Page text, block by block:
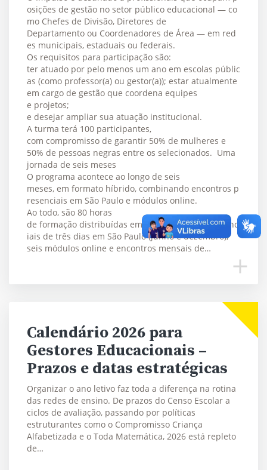
osições de gestão no setor público educacional — co
mo Chefes de Divisão, Diretores de
Departamento ou Coordenadores de Área — em red
es municipais, estaduais ou federais.
Os requisitos para participação são:
ter atuado por pelo menos um ano em escolas públic
as (como professor(a) ou gestor(a)); estar atualmente
em cargo de gestão que coordena equipes
e projetos;
e desejar ampliar sua atuação institucional.
A turma terá 100 participantes,
com compromisso de garantir 50% de mulheres e
50% de pessoas negras entre os selecionados. Uma
jornada de seis meses
O programa acontece ao longo de seis
meses, em formato híbrido, combinando encontros p
resenciais em São Paulo e módulos online.
Ao todo, são 80 horas
de formação distribuídas em dois encontros presenc
iais de três dias em São Paulo (junho e dezembro),
seis módulos online e encontros mensais de…
Calendário 2026 para
Gestores Educacionais –
Prazos e datas estratégicas
Organizar o ano letivo faz toda a diferença na rotina
das redes de ensino. De prazos do Censo Escolar a
ciclos de avaliação, passando por políticas
estruturantes como o Compromisso Criança
Alfabetizada e o Toda Matemática, 2026 está repleto
de…